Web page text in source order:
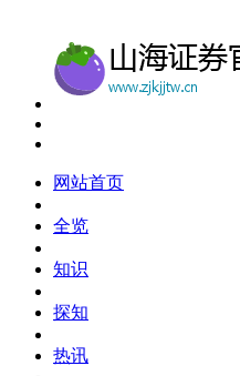
网站首页
全览
知识
探知
热讯